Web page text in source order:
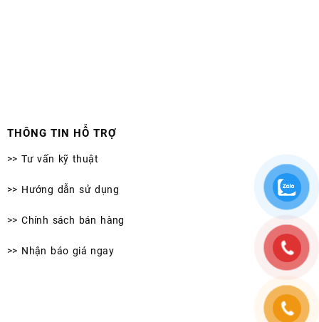
THÔNG TIN HỖ TRỢ
>> Tư vấn kỹ thuật
>> Hướng dẫn sử dụng
>> Chính sách bán hàng
>> Nhận báo giá ngay